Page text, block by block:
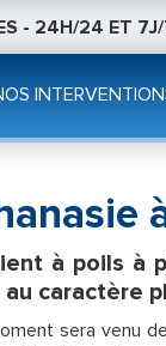
- 24H/24 ET
à poils à
au caractère
sera venu